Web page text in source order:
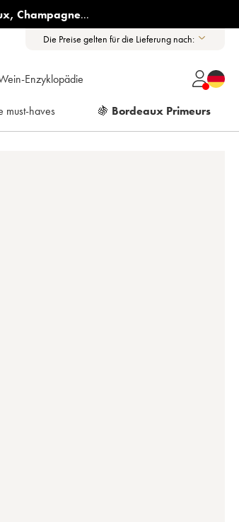
, Champagne...
Die Preise gelten für die Lieferung nach:
Enzyklopädie
must-haves 🍇 Bordeaux Primeurs